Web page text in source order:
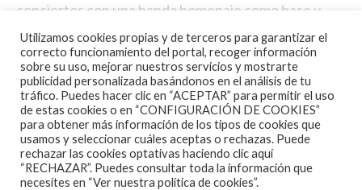
conciertos con una banda homenaje como base y
destacados artistas de cada ciudad, por todo el
territorio nacional (Madrid, Barcelona, Ponferrada,
Ovideo, Bilbao, Pamplona, Vitoria, Guadalajara,
Sevilla, …), invitando almejor ambiente rockero de
cada ciudada disfrutar en vivo, con invitados de lujo
en cada ciudad, de nuestra historia musical, de la
música que nos acompaño y de donde nació elRock
Utilizamos cookies propias y de terceros para garantizar el
correcto funcionamiento del portal, recoger información
sobre su uso, mejorar nuestros servicios y mostrarte
publicidad personalizada basándonos en el análisis de tu
tráfico. Puedes hacer clic en “ACEPTAR” para permitir el uso
de estas cookies o en “CONFIGURACIÓN DE COOKIES”
para obtener más información de los tipos de cookies que
usamos y seleccionar cuáles aceptas o rechazas. Puede
rechazar las cookies optativas haciendo clic aquí
“RECHAZAR”. Puedes consultar toda la información que
necesites en “Ver nuestra política de cookies”.